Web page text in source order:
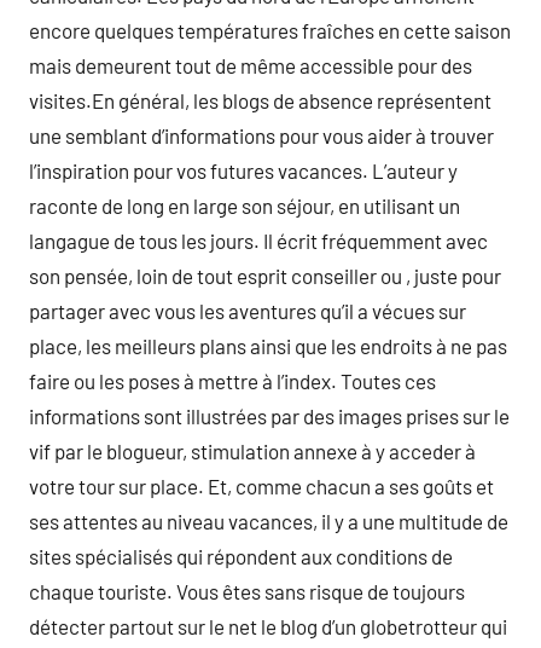
encore quelques températures fraîches en cette saison
mais demeurent tout de même accessible pour des
visites.En général, les blogs de absence représentent
une semblant d’informations pour vous aider à trouver
l’inspiration pour vos futures vacances. L’auteur y
raconte de long en large son séjour, en utilisant un
langague de tous les jours. Il écrit fréquemment avec
son pensée, loin de tout esprit conseiller ou , juste pour
partager avec vous les aventures qu’il a vécues sur
place, les meilleurs plans ainsi que les endroits à ne pas
faire ou les poses à mettre à l’index. Toutes ces
informations sont illustrées par des images prises sur le
vif par le blogueur, stimulation annexe à y acceder à
votre tour sur place. Et, comme chacun a ses goûts et
ses attentes au niveau vacances, il y a une multitude de
sites spécialisés qui répondent aux conditions de
chaque touriste. Vous êtes sans risque de toujours
détecter partout sur le net le blog d’un globetrotteur qui